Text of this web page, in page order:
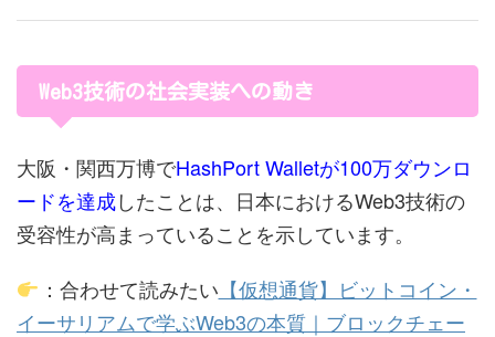
Web3技術の社会実装への動き
大阪・関西万博でHashPort Walletが100万ダウンロ
ードを達成したことは、日本におけるWeb3技術の
受容性が高まっていることを示しています。
：合わせて読みたい 【仮想通貨】ビットコイン・
イーサリアムで学ぶWeb3の本質｜ブロックチェー